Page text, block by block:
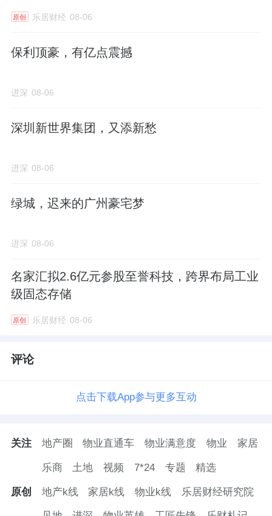
原创 乐居财经 08-06
保利顶豪，有亿点震撼
进深 08-06
深圳新世界集团，又添新愁
进深 08-06
绿城，迟来的广州豪宅梦
进深 08-06
名家汇拟2.6亿元参股至誉科技，跨界布局工业
级固态存储
原创 乐居财经 08-06
评论
点击下载App参与更多互动
关注 地产圈 物业直通车 物业满意度 物业 家居
乐商 土地 视频 7*24 专题 精选
原创 地产k线 家居k线 物业k线 乐居财经研究院